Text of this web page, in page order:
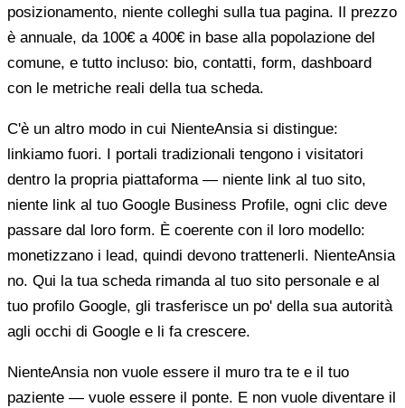
posizionamento, niente colleghi sulla tua pagina. Il prezzo
è annuale, da 100€ a 400€ in base alla popolazione del
comune, e tutto incluso: bio, contatti, form, dashboard
con le metriche reali della tua scheda.
C'è un altro modo in cui NienteAnsia si distingue:
linkiamo fuori. I portali tradizionali tengono i visitatori
dentro la propria piattaforma — niente link al tuo sito,
niente link al tuo Google Business Profile, ogni clic deve
passare dal loro form. È coerente con il loro modello:
monetizzano i lead, quindi devono trattenerli. NienteAnsia
no. Qui la tua scheda rimanda al tuo sito personale e al
tuo profilo Google, gli trasferisce un po' della sua autorità
agli occhi di Google e li fa crescere.
NienteAnsia non vuole essere il muro tra te e il tuo
paziente — vuole essere il ponte. E non vuole diventare il